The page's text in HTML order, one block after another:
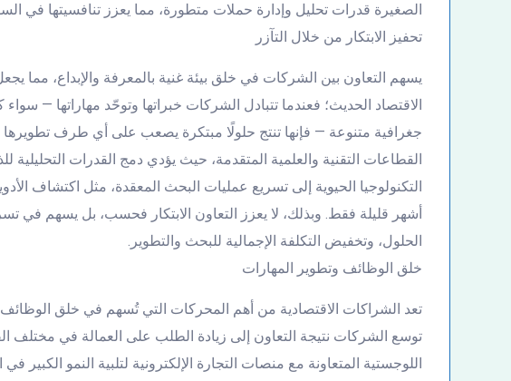
الصغيرة قدرات تحليل وإدارة حملات متطورة، مما يعزز تنافسيتها في
تحفيز الابتكار من خلال التآزر
يسهم التعاون بين الشركات في خلق بيئة غنية بالمعرفة والإبداع، مما
الاقتصاد الحديث؛ فعندما تتبادل الشركات خبراتها وتوحّد مهاراتها —
جغرافية متنوعة — فإنها تنتج حلولًا مبتكرة يصعب على أي طرف تطويرها
القطاعات التقنية والعلمية المتقدمة، حيث يؤدي دمج القدرات
التكنولوجيا الحيوية إلى تسريع عمليات البحث المعقدة، مثل اكتشاف
أشهر قليلة فقط. وبذلك، لا يعزز التعاون الابتكار فحسب، بل يسهم في
الحلول، وتخفيض التكلفة الإجمالية للبحث والتطوير.
خلق الوظائف وتطوير المهارات
تعد الشراكات الاقتصادية من أهم المحركات التي تُسهم في خلق الوظائف
توسع الشركات نتيجة التعاون إلى زيادة الطلب على العمالة في
اللوجستية المتعاونة مع منصات التجارة الإلكترونية لتلبية النمو الكبير